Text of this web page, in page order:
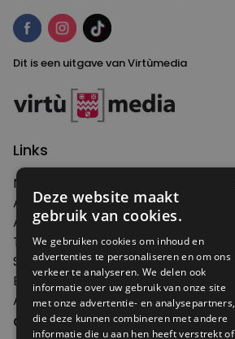
Dit is een uitgave van Virtùmedia
Links
Nieuws
Artikelen
Agenda
Thema's
Shop
Edities
Abonneren
Over Genoeg
Deze website maakt
gebruik van cookies.
We gebruiken cookies om inhoud en
advertenties te personaliseren en om ons
verkeer te analyseren. We delen ook
informatie over uw gebruik van onze site
met onze advertentie- en analysepartners,
die deze kunnen combineren met andere
informatie die u aan hen heeft verstrekt of